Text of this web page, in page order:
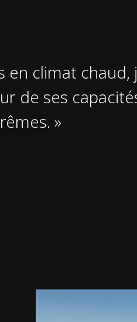
en climat
de ses
»